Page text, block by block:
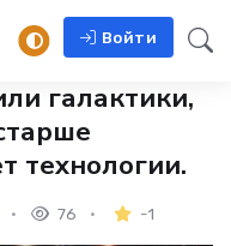
Войти
галактики,
технологии.
76 -1